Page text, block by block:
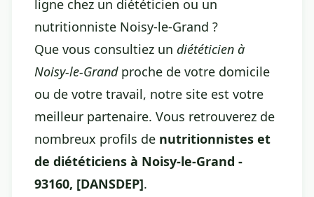
ligne chez un diététicien ou un
nutritionniste Noisy-le-Grand ?
Que vous consultiez un diététicien à
Noisy-le-Grandproche de votre domicile
ou de votre travail, notre site est votre
meilleur partenaire. Vous retrouverez de
nombreux profils de nutritionnistes et
de diététiciens à Noisy-le-Grand -
93160, [DANSDEP].